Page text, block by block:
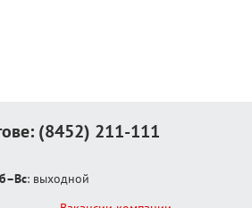
(8452) 211-111
: выходной